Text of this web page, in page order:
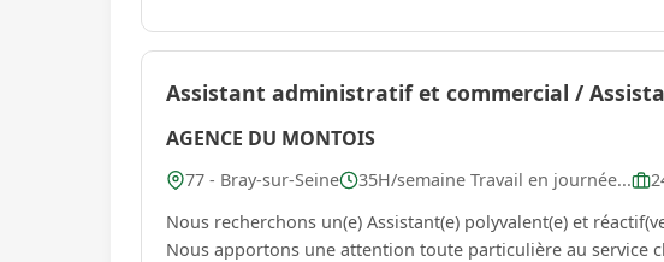
Assistant administratif et commercial /
AGENCE DU MONTOIS
77 - Bray-sur-Seine 35H/semaine Travail en journée...
Nous recherchons un(e) Assistant(e) polyvalent(e) et
Nous apportons une attention toute particulière au service